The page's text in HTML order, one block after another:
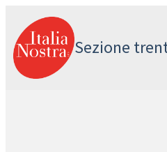
al
contenuto
Sezione